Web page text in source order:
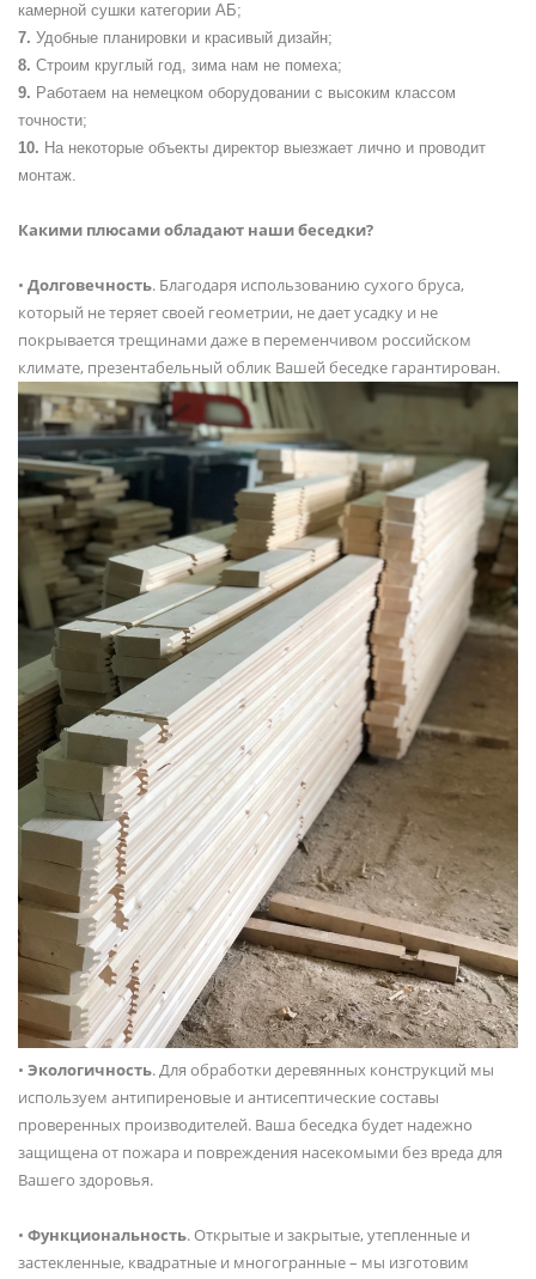
камерной сушки категории АБ;
Удобные планировки и красивый дизайн;
Строим круглый год, зима нам не помеха;
Работаем на немецком оборудовании с высоким классом
точности;
На некоторые объекты директор выезжает лично и проводит
монтаж.
Какими плюсами обладают наши беседки?
• Долговечность. Благодаря использованию сухого бруса,
который не теряет своей геометрии, не дает усадку и не
покрывается трещинами даже в переменчивом российском
климате, презентабельный облик Вашей беседке гарантирован.
• Экологичность. Для обработки деревянных конструкций мы
используем антипиреновые и антисептические составы
проверенных производителей. Ваша беседка будет надежно
защищена от пожара и повреждения насекомыми без вреда для
Вашего здоровья.
• Функциональность. Открытые и закрытые, утепленные и
застекленные, квадратные и многогранные – мы изготовим